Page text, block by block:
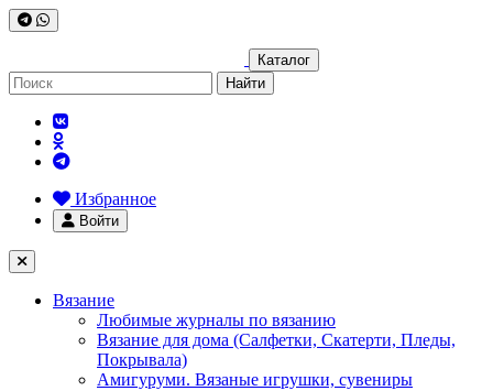
Каталог
Найти
Избранное
Войти
Вязание
Любимые журналы по вязанию
Вязание для дома (Салфетки, Скатерти, Пледы,
Покрывала)
Амигуруми. Вязаные игрушки, сувениры